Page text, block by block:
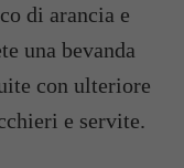
di arancia e
una bevanda
con ulteriore
e servite.